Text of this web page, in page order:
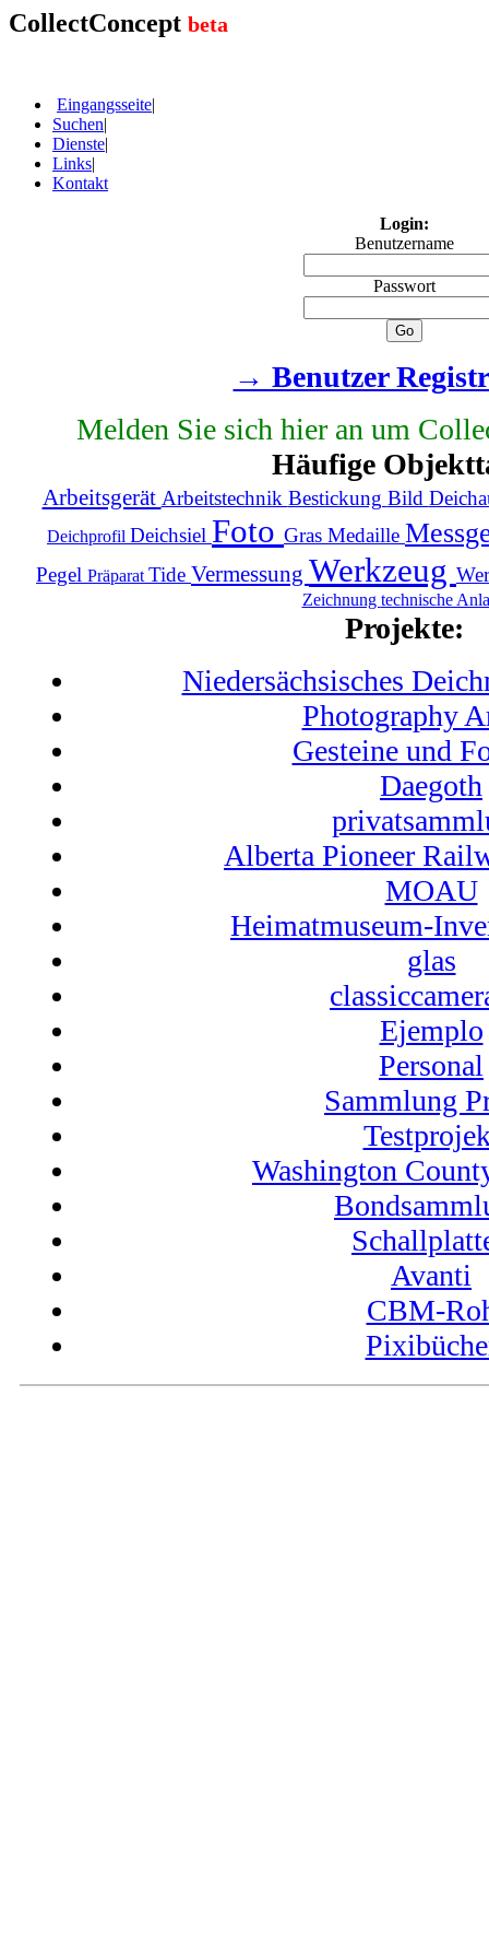
CollectConcept beta
Eingangsseite|
Suchen|
Dienste|
Links|
Kontakt
Login:
Benutzername
Passwort
→ Benutzer
Melden Sie sich hier an um
Häufige
Arbeitsgerät Arbeitstechnik Bestickung Bild
Deichprofil Deichsiel Foto Gras Medaille
Pegel PräparatTide Vermessung Werkzeug
Zeichnung technische
Projekte:
Niedersächsisches
Photography
Gesteine und
Daegoth
Alberta Pioneer
MOAU
Heimatmuseum-
glas
Ejemplo
Personal
Sammlung
Washington
Avanti
CBM-